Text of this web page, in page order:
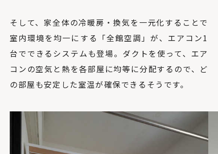
そして、家全体の冷暖房・換気を一元化することで
室内環境を均一にする「全館空調」が、エアコン1
台でできるシステムも登場。ダクトを使って、エア
コンの空気と熱を各部屋に均等に分配するので、ど
の部屋も安定した室温が確保できるそうです。